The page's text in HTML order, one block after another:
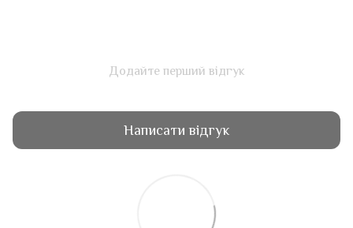
Додайте перший відгук
Написати відгук